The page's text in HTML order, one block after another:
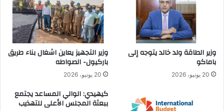
وزير الطاقة ولد خالد يتوجه إلى
باماكو
20 يونيو، 2026
وزير التجهيز يعاين اشغال بناء طريق
باركيول- الصواطه
20 يونيو، 2026
كيهيدي: الوالي المساعد يجتمع
ببعثة المجلس الأعلى للتهذيب